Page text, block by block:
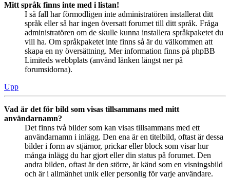
Mitt språk finns inte med i listan!
I så fall har förmodligen inte administratören installerat ditt
språk eller så har ingen översatt forumet till ditt språk. Fråga
administratören om de skulle kunna installera språkpaketet du
vill ha. Om språkpaketet inte finns så är du välkommen att
skapa en ny översättning. Mer information finns på phpBB
Limiteds webbplats (använd länken längst ner på
forumsidorna).
Upp
Vad är det för bild som visas tillsammans med mitt
användarnamn?
Det finns två bilder som kan visas tillsammans med ett
användarnamn i inlägg. Den ena är en titelbild, oftast är dessa
bilder i form av stjärnor, prickar eller block som visar hur
många inlägg du har gjort eller din status på forumet. Den
andra bilden, oftast är den större, är känd som en visningsbild
och är i allmänhet unik eller personlig för varje användare.